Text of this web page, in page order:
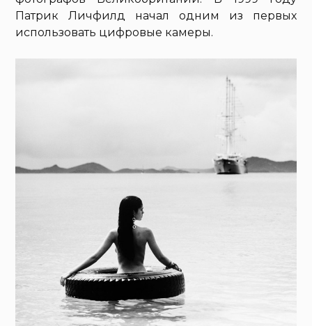
Патрик Личфилд начал одним из первых
использовать цифровые камеры.